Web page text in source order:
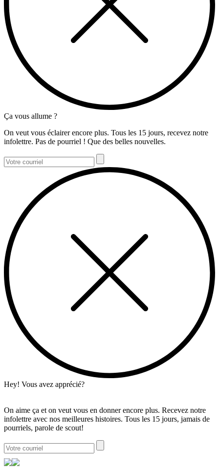
Ça vous allume ?
On veut vous éclairer encore plus. Tous les 15 jours, recevez notre
infolettre. Pas de pourriel ! Que des belles nouvelles.
Hey! Vous avez apprécié?
On aime ça et on veut vous en donner encore plus. Recevez notre
infolettre avec nos meilleures histoires. Tous les 15 jours, jamais de
pourriels, parole de scout!